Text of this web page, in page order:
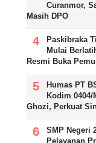
Curanmor,
Masih DPO
Paskibraka
Mulai
Resmi Buka
Humas PT
Kodim
Ghozi, Perkuat
SMP Negeri
Pelayanan